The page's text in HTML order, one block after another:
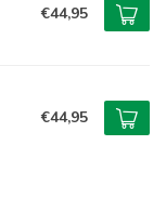
€44,95
€44,95